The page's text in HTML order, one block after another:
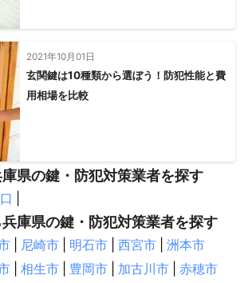
2021年10月01日
玄関鍵は10種類から選ぼう！防犯性能と費
用相場を比較
県の鍵・防犯対策業者を探す
庫県の鍵・防犯対策業者を探す
尼崎市 明石市 西宮市
洲本市
相生市 豊岡市 加古川市
赤穂市